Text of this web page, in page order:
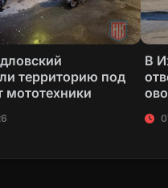
территорию под
мототехники
В